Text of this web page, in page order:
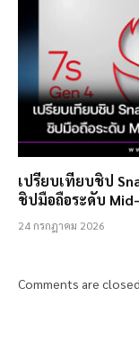
เปรียบเทียบชิป
ชิปมือถือระดับ
24 กรกฎาคม 2026
Comments are